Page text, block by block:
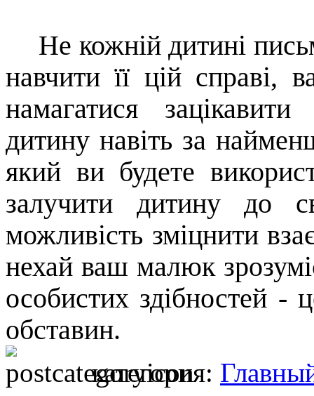
Не кожній дитині
навчити її цій справі,
намагатися
дитину навіть за
який ви будете
залучити дитину до
можливість зміцнити
нехай ваш малюк
особистих здібностей -
обставин.
категория: